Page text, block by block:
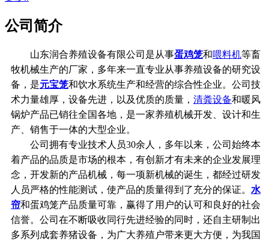
公司简介
山东润合养殖设备有限公司是从事蛋鸡笼和喂料机等畜
牧机械生产的厂家，多年来一直专业从事养殖设备的研究设
备，是元宝笼和饮水系统生产和经营的综合性企业。公司技
术力量雄厚，设备先进，以及优质的质量， 清粪设备和暖风
锅炉产品已销往全国各地，是一家养殖机械开发、设计和生
产、销售于一体的大型企业。
公司拥有专业技术人员30余人，多年以来，公司始终本
着产品的品质是市场的根本，有创新才有未来的企业发展理
念，开发新的产品机械，每一项新机械的诞生，都经过研发
人员严格的性能测试，使产品的质量得到了充分的保证。 水
帘和蛋鸡笼产品质量可靠，赢得了用户的认可和良好的社会
信誉。公司在不断吸收同行先进经验的同时，还自主研制出
多系列成套养猪设备，为广大养殖户带来更大方便，为我国